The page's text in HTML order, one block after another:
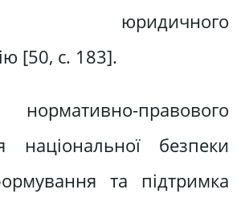
юридичного
[50, с. 183].
правового
національної безпеки
та підтримка